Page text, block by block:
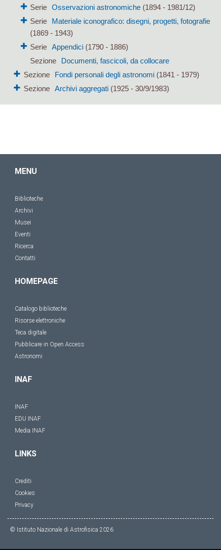
Serie Osservazioni astronomiche(1894 - 1981/12)
Serie
Materiale iconografico: disegni, progetti, fotografie
(1869 - 1943)
Serie Appendici(1790 - 1886)
Sezione
Documenti, fascicoli, da collocare
Sezione
Fondi personali degli astronomi(1841 - 1979)
Sezione
Archivi aggregati(1925 - 30/9/1983)
MENU
Biblioteche
Archivi
Musei
Eventi
Ricerca
Contatti
HOMEPAGE
Catalogo biblioteche
Risorse elettroniche
Teca digitale
Pubblicare in Open Access
Astronomi
INAF
INAF
EDU INAF
Media INAF
LINKS
Crediti
Cookies
Privacy
© Istituto Nazionale di Astrofisica 2026